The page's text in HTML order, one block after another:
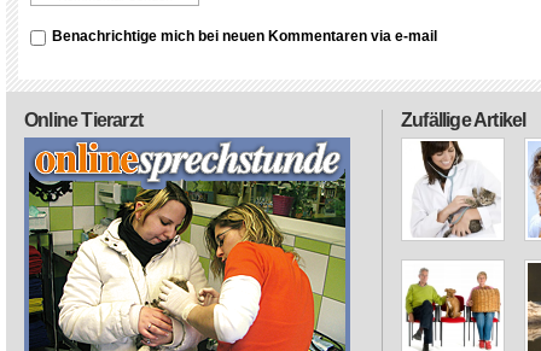
Benachrichtige mich bei neuen Kommentaren via e-mail
Zufällige Artikel
Online Tierarzt